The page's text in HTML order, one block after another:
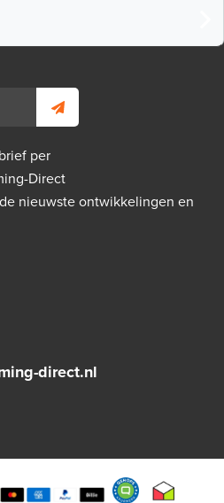
direct.nl
per
Direct
nieuwste ontwikkelingen en